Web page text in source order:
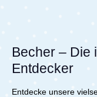
Becher – Die
Entdecker
Entdecke unsere